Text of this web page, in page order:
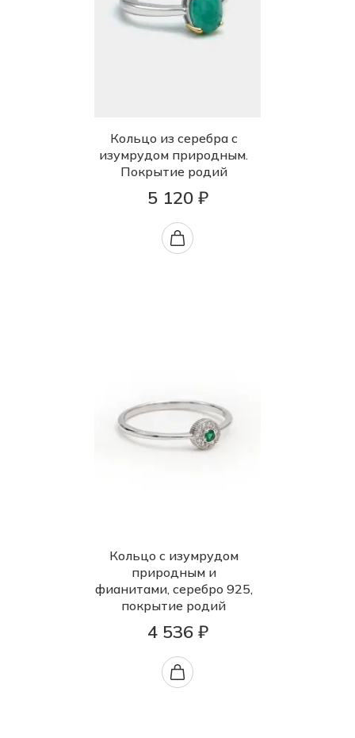
Кольцо из серебра с
изумрудом природным.
Покрытие родий
5 120 ₽
Кольцо с изумрудом
природным и
фианитами, серебро 925,
покрытие родий
4 536 ₽